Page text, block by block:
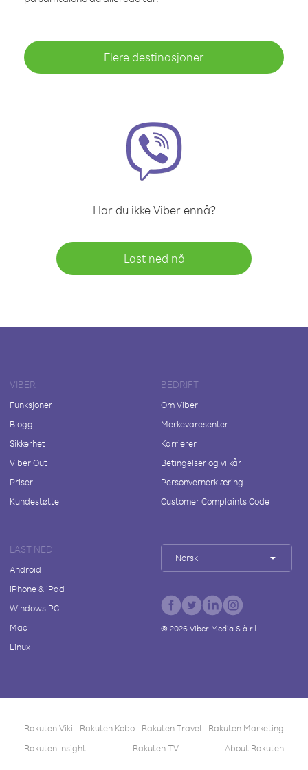
Flere destinasjoner
Har du ikke Viber ennå?
Last ned nå
VIBER
Funksjoner
Blogg
Sikkerhet
Viber Out
Priser
Kundestøtte
BEDRIFT
Om Viber
Merkevaresenter
Karrierer
Betingelser og vilkår
Personvernerklæring
Customer Complaints Code
LAST NED
Android
iPhone & iPad
Windows PC
Mac
Linux
Norsk
© 2026Viber Media S.à r.l.
Rakuten Viki Rakuten Kobo Rakuten Travel
Rakuten Marketing
Rakuten Insight
Rakuten TV About Rakuten